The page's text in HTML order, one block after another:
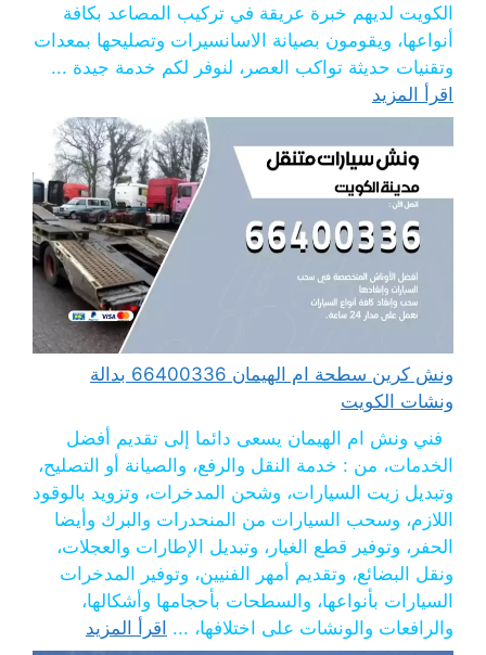
الكويت لديهم خبرة عريقة في تركيب المصاعد بكافة
أنواعها، ويقومون بصيانة الاسانسيرات وتصليحها بمعدات
وتقنيات حديثة تواكب العصر، لنوفر لكم خدمة جيدة ...
اقرأ المزيد
ونش كرين سطحة ام الهيمان 66400336 بدالة
ونشات الكويت
فني ونش ام الهيمان يسعى دائما إلى تقديم أفضل
الخدمات، من : خدمة النقل والرفع، والصيانة أو التصليح،
وتبديل زيت السيارات، وشحن المدخرات، وتزويد بالوقود
اللازم، وسحب السيارات من المنحدرات والبرك وأيضا
الحفر، وتوفير قطع الغيار، وتبديل الإطارات والعجلات،
ونقل البضائع، وتقديم أمهر الفنيين، وتوفير المدخرات
السيارات بأنواعها، والسطحات بأحجامها وأشكالها،
والرافعات والونشات على اختلافها، ... اقرأ المزيد